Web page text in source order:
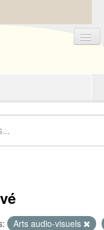
Arts audio-visuels